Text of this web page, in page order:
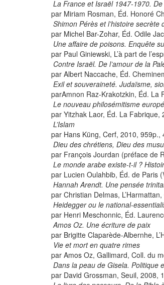
La France et Israël 1947-1970.
par Miriam Rosman, Éd. Honoré
Shimon Pérès et l’histoire secrète
par Michel Bar-Zohar, Éd. Odile
Une affaire de poisons. Enquête
par Paul Giniewski, L’à part de
Contre Israël. De l’amour de la
par Albert Naccache, Éd.
Exil et souveraineté. Judaïsme,
parAmnon Raz-Krakotzkin, Éd. La
Le nouveau philosémitisme
par Yitzhak Laor, Éd. La Fabrique,
L’Islam
par Hans Küng, Cerf, 2010, 959p.,
Dieu des chrétiens, Dieu des
par François Jourdan (préface de
Le monde arabe existe-t-il ?
par Lucien Oulahbib, Éd. de Paris
Hannah Arendt. Une pensée
par Christian Delmas,
Heidegger ou le national-
par Henri Meschonnic, Éd.
Amos Oz. Une écriture de paix
par Brigitte Claparède-Albernhe,
Vie et mort en quatre rimes
par Amos Oz, Gallimard, Coll. du
Dans la peau de Gisela. Politique
par David Grossman, Seuil, 2008,